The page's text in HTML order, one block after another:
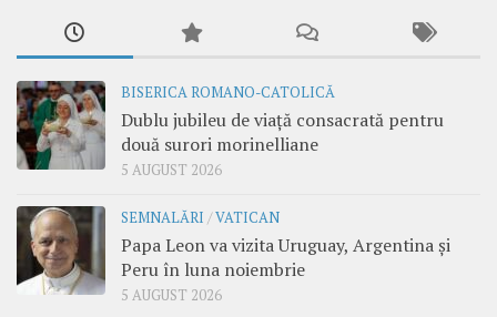
BISERICA ROMANO-CATOLICĂ
Dublu jubileu de viață consacrată pentru
două surori morinelliane
5 AUGUST 2026
SEMNALĂRI /VATICAN
Papa Leon va vizita Uruguay, Argentina și
Peru în luna noiembrie
5 AUGUST 2026